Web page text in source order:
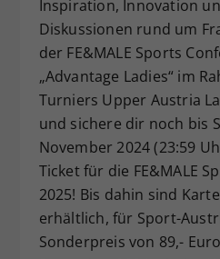
Inspiration, Innovation
Diskussionen rund um
der FE&MALE Sports
„Advantage Ladies“ im
Turniers Upper Austria
und sichere dir noch bis
November 2024 (23:59
Ticket für die FE&MALE
2025! Bis dahin sind
erhältlich, für Sport-
Sonderpreis von 89,-
Zweck
Dieser Wert
zufällig
historische
Webseiten-
hat.